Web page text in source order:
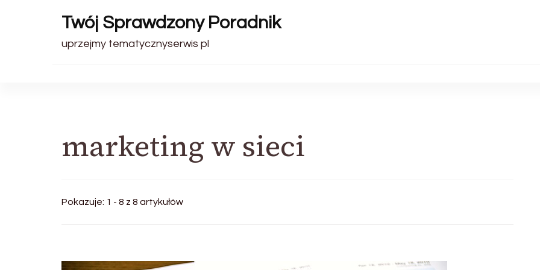
Twój Sprawdzony Poradnik
uprzejmy tematycznyserwis pl
marketing w sieci
Pokazuje: 1 - 8 z 8 artykułów